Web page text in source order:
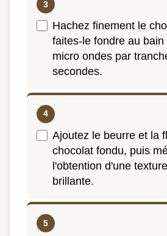
Hachez finement le
faites-le fondre au bain
micro ondes par
secondes.
Ajoutez le beurre et la
chocolat fondu, puis
l'obtention d'une
brillante.